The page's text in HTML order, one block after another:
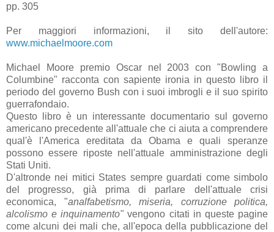
pp. 305
Per maggiori informazioni, il sito dell'autore:
www.michaelmoore.com
Michael Moore premio Oscar nel 2003 con "Bowling a
Columbine" racconta con sapiente ironia in questo libro il
periodo del governo Bush con i suoi imbrogli e il suo spirito
guerrafondaio.
Questo libro è un interessante documentario sul governo
americano precedente all'attuale che ci aiuta a comprendere
qual'è l'America ereditata da Obama e quali speranze
possono essere riposte nell'attuale amministrazione degli
Stati Uniti.
D'altronde nei mitici States sempre guardati come simbolo
del progresso, già prima di parlare dell'attuale crisi
economica, "analfabetismo, miseria, corruzione politica,
alcolismo e inquinamento" vengono citati in queste pagine
come alcuni dei mali che, all'epoca della pubblicazione del